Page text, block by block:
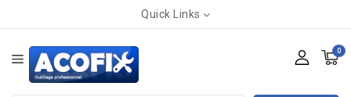
Quick Links
0